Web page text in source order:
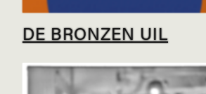
DE BRONZEN UIL